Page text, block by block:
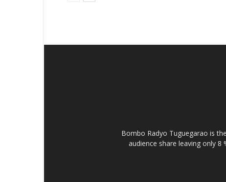
Bombo Radyo Tuguegarao is
audience share leaving only